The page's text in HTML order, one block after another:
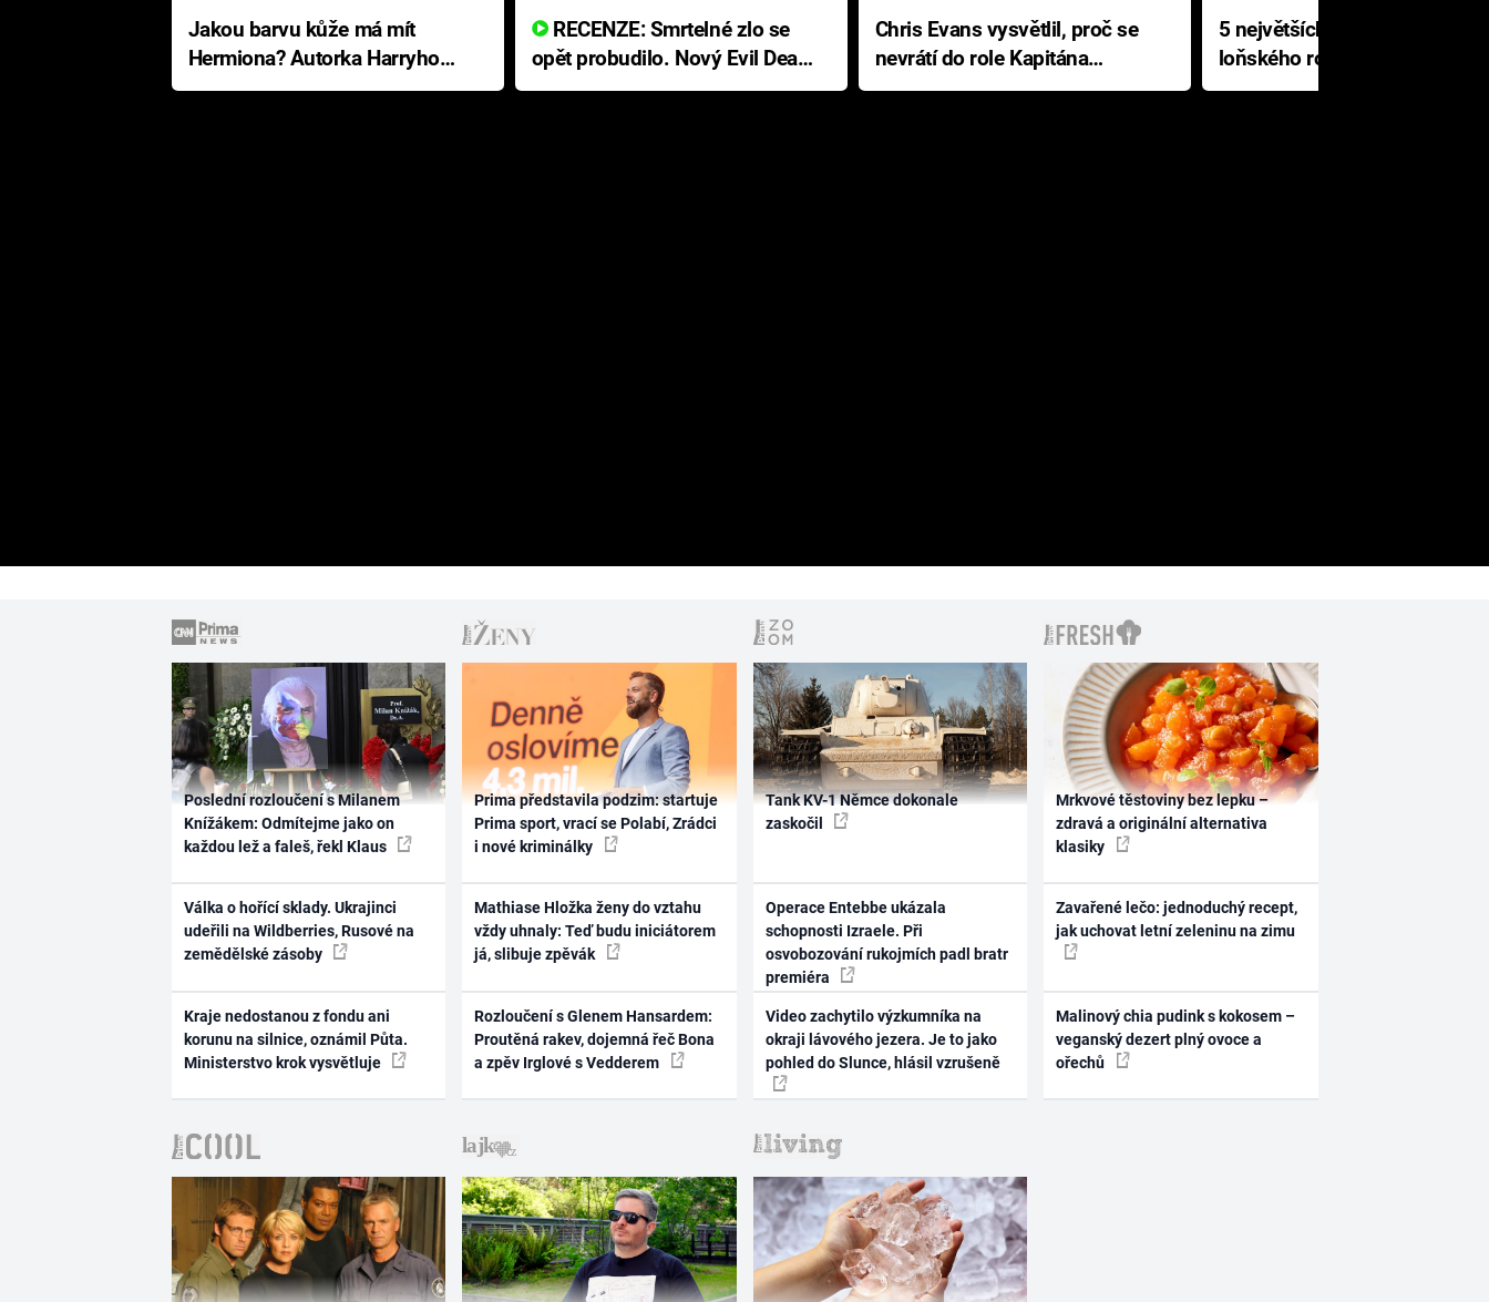
Jakou barvu kůže má mít
Hermiona? Autorka Harryho
Pottera přišla s ráznou
RECENZE: Smrtelné zlo se
opět probudilo. Nový Evil Dead
přichází s neodolatelnou
Chris Evans vysvětlil, proč se
nevrátí do role Kapitána
Ameriky
5 největších propadáků
loňského roku: Disney na
jediné katastrofě prodělal 200
Poslední rozloučení s Milanem
Knížákem: Odmítejme jako on
každou lež a faleš, řekl Klaus
Válka o hořící sklady. Ukrajinci
udeřili na Wildberries, Rusové na
zemědělské zásoby
Kraje nedostanou z fondu ani
korunu na silnice, oznámil Půta.
Ministerstvo krok vysvětluje
Prima představila podzim: startuje
Prima sport, vrací se Polabí, Zrádci
i nové kriminálky
Mathiase Hložka ženy do vztahu
vždy uhnaly: Teď budu iniciátorem
já, slibuje zpěvák
Rozloučení s Glenem Hansardem:
Proutěná rakev, dojemná řeč Bona
a zpěv Irglové s Vedderem
Tank KV-1 Němce dokonale
zaskočil
Operace Entebbe ukázala
schopnosti Izraele. Při
osvobozování rukojmích padl bratr
premiéra
Video zachytilo výzkumníka na
okraji lávového jezera. Je to jako
pohled do Slunce, hlásil vzrušeně
Mrkvové těstoviny bez lepku –
zdravá a originální alternativa
klasiky
Zavařené lečo: jednoduchý recept,
jak uchovat letní zeleninu na zimu
Malinový chia pudink s kokosem –
veganský dezert plný ovoce a
ořechů